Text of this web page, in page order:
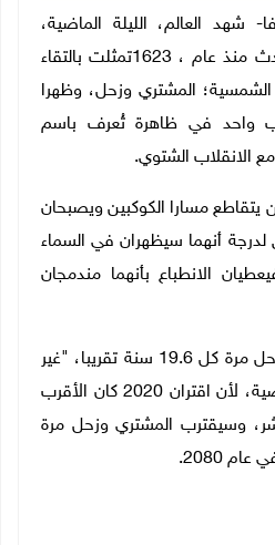
الله 22-12-2020 وفا- شهد العالم، الليلة الماضية،
ظاهرة فلكية نادرة، لم تحدث منذ عام ، 1623تمثلت بالتقاء
المشتري وزحل، وظهرا
واحد في ظاهرة تُعرف باسم
الانقلاب الشتوي.
يتقاطع مسارا الكوكبين ويصبحان
أنهما سيظهران في السماء
الانطباع بأنهما مندمجان
ويحدث اقتران المشتري وزحل مرة كل 19.6 سنة تقريبا، "غير
أن هذه المرة تحمل خصوصية، لأن اقتران 2020 كان الأقرب
وسيقترب المشتري وزحل مرة
2080.